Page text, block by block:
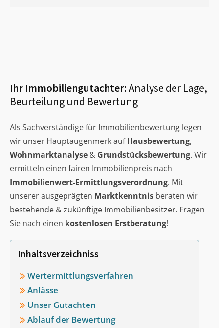
Ihr Immobiliengutachter:Analyse der Lage,
Beurteilung und Bewertung
Als Sachverständige für Immobilienbewertung legen
wir unser Hauptaugenmerk aufHausbewertung,
Wohnmarktanalyse & Grundstücksbewertung. Wir
ermitteln einen fairen Immobilienpreis nach
Immobilienwert-Ermittlungsverordnung. Mit
unserer ausgeprägten Marktkenntnis beraten wir
bestehende & zukünftige Immobilienbesitzer. Fragen
Sie nach einen kostenlosen Erstberatung!
Inhaltsverzeichniss
Wertermittlungsverfahren
Anlässe
Unser Gutachten
Ablauf der Bewertung